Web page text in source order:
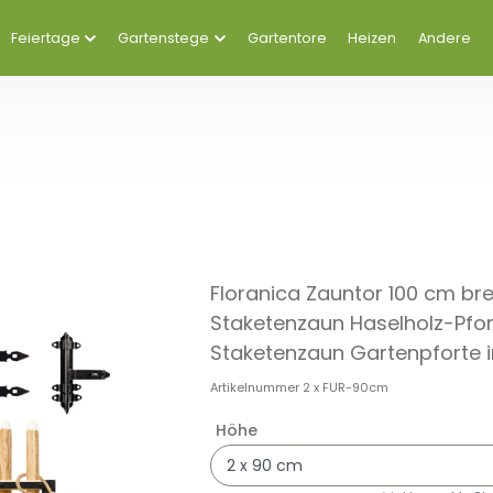
Feiertage Gartenstege Gartentore Heizen Andere
Floranica Zauntor 100 cm
Staketenzaun Haselholz-
Staketenzaun Gartenpforte
Artikelnummer 2 x FUR-90cm
Höhe